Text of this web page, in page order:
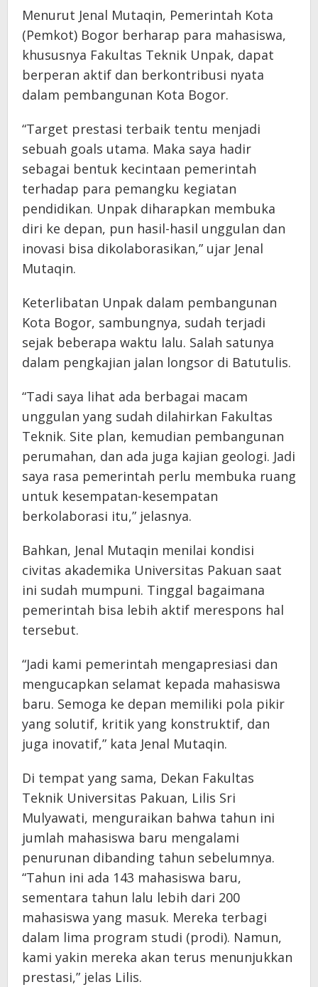
Menurut Jenal Mutaqin, Pemerintah Kota
(Pemkot) Bogor berharap para mahasiswa,
khususnya Fakultas Teknik Unpak, dapat
berperan aktif dan berkontribusi nyata
dalam pembangunan Kota Bogor.
“Target prestasi terbaik tentu menjadi
sebuah goals utama. Maka saya hadir
sebagai bentuk kecintaan pemerintah
terhadap para pemangku kegiatan
pendidikan. Unpak diharapkan membuka
diri ke depan, pun hasil-hasil unggulan dan
inovasi bisa dikolaborasikan,” ujar Jenal
Mutaqin.
Keterlibatan Unpak dalam pembangunan
Kota Bogor, sambungnya, sudah terjadi
sejak beberapa waktu lalu. Salah satunya
dalam pengkajian jalan longsor di Batutulis.
“Tadi saya lihat ada berbagai macam
unggulan yang sudah dilahirkan Fakultas
Teknik. Site plan, kemudian pembangunan
perumahan, dan ada juga kajian geologi. Jadi
saya rasa pemerintah perlu membuka ruang
untuk kesempatan-kesempatan
berkolaborasi itu,” jelasnya.
Bahkan, Jenal Mutaqin menilai kondisi
civitas akademika Universitas Pakuan saat
ini sudah mumpuni. Tinggal bagaimana
pemerintah bisa lebih aktif merespons hal
tersebut.
“Jadi kami pemerintah mengapresiasi dan
mengucapkan selamat kepada mahasiswa
baru. Semoga ke depan memiliki pola pikir
yang solutif, kritik yang konstruktif, dan
juga inovatif,” kata Jenal Mutaqin.
Di tempat yang sama, Dekan Fakultas
Teknik Universitas Pakuan, Lilis Sri
Mulyawati, menguraikan bahwa tahun ini
jumlah mahasiswa baru mengalami
penurunan dibanding tahun sebelumnya.
“Tahun ini ada 143 mahasiswa baru,
sementara tahun lalu lebih dari 200
mahasiswa yang masuk. Mereka terbagi
dalam lima program studi (prodi). Namun,
kami yakin mereka akan terus menunjukkan
prestasi,” jelas Lilis.